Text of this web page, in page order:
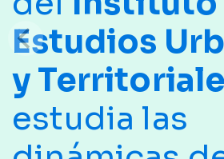
Estudios
y
estudia las